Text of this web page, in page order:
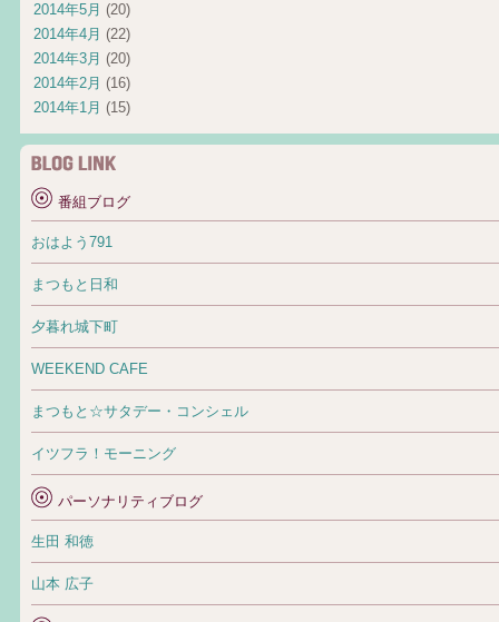
2014年5月 (20)
2014年4月 (22)
2014年3月 (20)
2014年2月 (16)
2014年1月 (15)
番組ブログ
おはよう791
まつもと日和
夕暮れ城下町
WEEKEND CAFE
まつもと☆サタデー・コンシェル
イツフラ！モーニング
パーソナリティブログ
生田 和徳
山本 広子